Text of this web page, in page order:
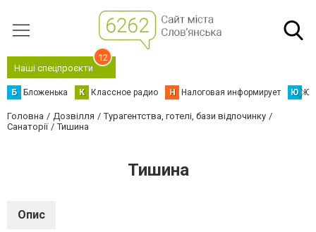
Наші спецпроєкти
12
Б Бложенька К Классное радио Н Налоговая информирует Ю
Головна Дозвілля
Турагентства, готелі, бази відпочинку
Санаторії
Тишина
Тишина
Опис